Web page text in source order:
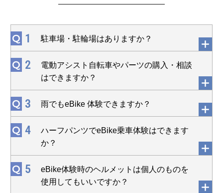
Q 1 駐車場・駐輪場はありますか？
Q 2
電動アシスト自転車やパーツの購入・相談
はできますか？
Q 3 雨でもeBike 体験できますか？
Q 4
ハーフパンツでeBike乗車体験はできます
か？
Q 5
eBike体験時のヘルメットは個人のものを
使用してもいいですか？